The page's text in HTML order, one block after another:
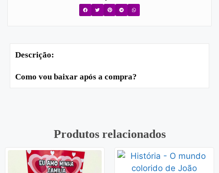
Descrição:
Como vou baixar após a compra?
Produtos relacionados